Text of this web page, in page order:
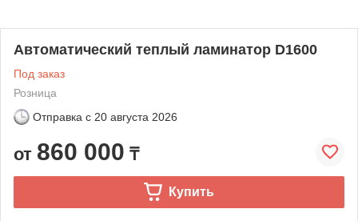
Автоматический теплый ламинатор D1600
Под заказ
Розница
Отправка с 20 августа 2026
от 860 000 ₸
Купить